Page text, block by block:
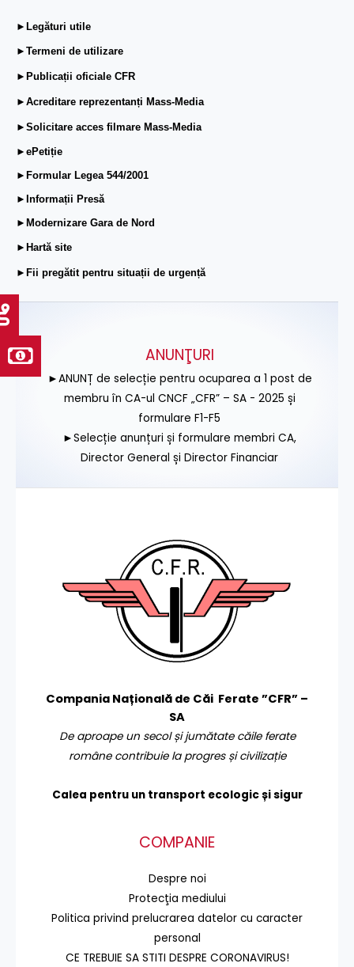
►Legături utile
►Termeni de utilizare
►Publicații oficiale CFR
►Acreditare reprezentanți Mass-Media
►Solicitare acces filmare Mass-Media
►ePetiție
►Formular Legea 544/2001
►Informații Presă
►Modernizare Gara de Nord
►Hartă site
►Fii pregătit pentru situații de urgență
ANUNŢURI
►ANUNȚ de selecție pentru ocuparea a 1 post de
membru în CA-ul CNCF „CFR” – SA - 2025 și
formulare F1-F5
►Selecție anunțuri și formulare membri CA,
Director General și Director Financiar
Compania Națională de Căi Ferate ”CFR” –
SA
De aproape un secol și jumătate căile ferate
române contribuie la progres și civilizație
Calea pentru un transport ecologic și sigur
COMPANIE
Despre noi
Protecţia mediului
Politica privind prelucrarea datelor cu caracter
personal
CE TREBUIE SA STITI DESPRE CORONAVIRUS!